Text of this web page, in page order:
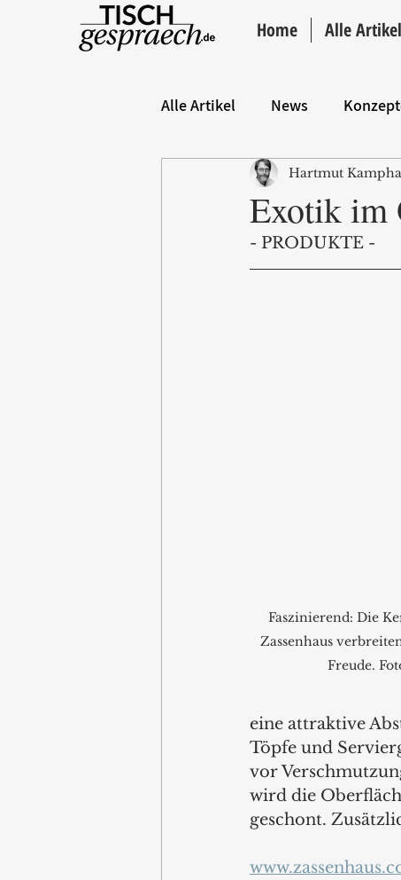
Home Alle Artikel
Alle Artikel News
Hintergrund ANZEIGE
Exotik im
Hartmut
- PRODUKTE -
Faszinierend: Die
Zassenhaus
Freude.
eine attraktive
Töpfe und
vor
wird die
geschont.